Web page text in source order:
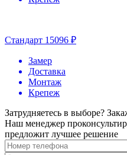
Стандарт 15096 ₽
Замер
Доставка
Монтаж
Крепеж
Затрудняетесь в выборе?
Наш менеджер
предложит лучшее решение